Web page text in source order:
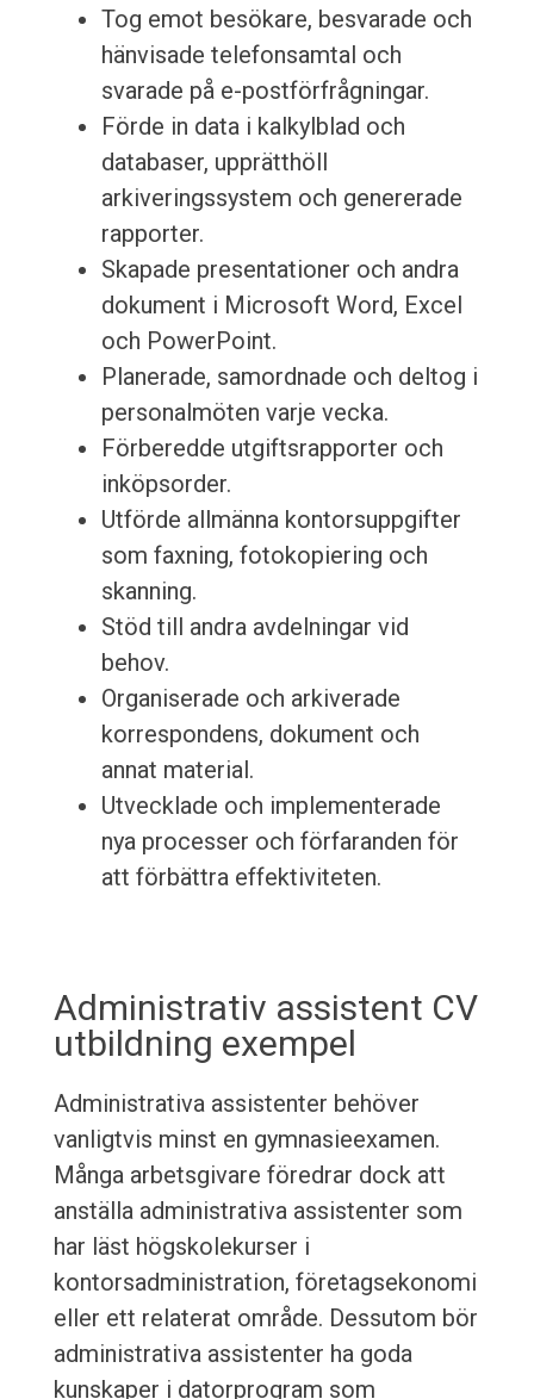
Tog emot besökare, besvarade och
hänvisade telefonsamtal och
svarade på e-postförfrågningar.
Förde in data i kalkylblad och
databaser, upprätthöll
arkiveringssystem och genererade
rapporter.
Skapade presentationer och andra
dokument i Microsoft Word, Excel
och PowerPoint.
Planerade, samordnade och deltog i
personalmöten varje vecka.
Förberedde utgiftsrapporter och
inköpsorder.
Utförde allmänna kontorsuppgifter
som faxning, fotokopiering och
skanning.
Stöd till andra avdelningar vid
behov.
Organiserade och arkiverade
korrespondens, dokument och
annat material.
Utvecklade och implementerade
nya processer och förfaranden för
att förbättra effektiviteten.
Administrativ assistent CV
utbildning exempel
Administrativa assistenter behöver
vanligtvis minst en gymnasieexamen.
Många arbetsgivare föredrar dock att
anställa administrativa assistenter som
har läst högskolekurser i
kontorsadministration, företagsekonomi
eller ett relaterat område. Dessutom bör
administrativa assistenter ha goda
kunskaper i datorprogram som